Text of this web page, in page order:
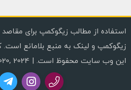
استفاده از مطالب زیگوکمپ برای مقاصد
زیگوکمپ و لینک به منبع بلامانع
این وب سایت محفوظ است. | Copyright © 2020, 2024